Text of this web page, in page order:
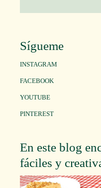
Sígueme
INSTAGRAM
FACEBOOK
YOUTUBE
PINTEREST
En este blog
fáciles y